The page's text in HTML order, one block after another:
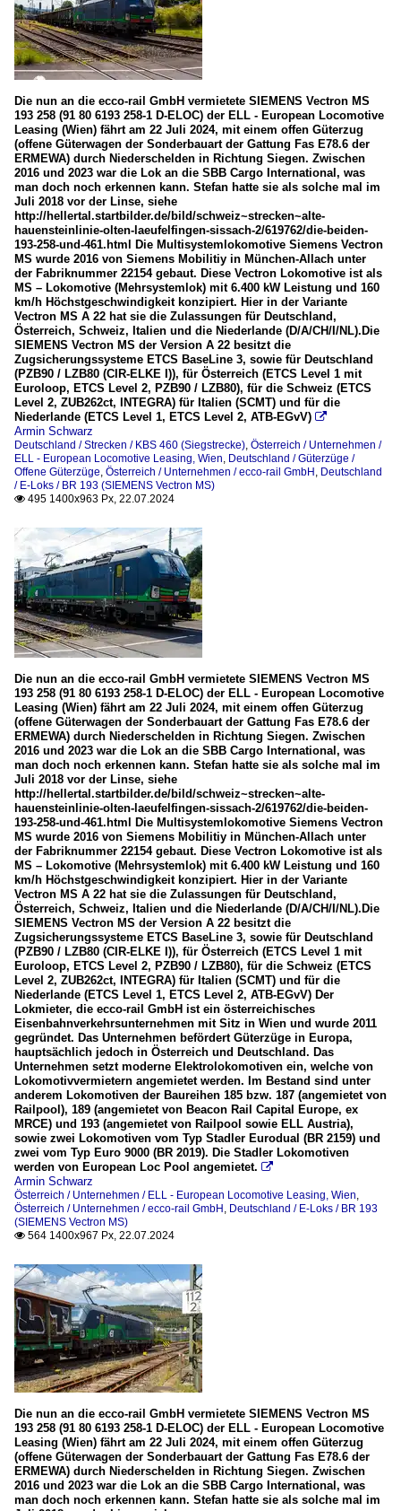
Die nun an die ecco-rail GmbH vermietete SIEMENS Vectron MS
193 258 (91 80 6193 258-1 D-ELOC) der ELL - European Locomotive
Leasing (Wien) fährt am 22 Juli 2024, mit einem offen Güterzug
(offene Güterwagen der Sonderbauart der Gattung Fas E78.6 der
ERMEWA) durch Niederschelden in Richtung Siegen. Zwischen
2016 und 2023 war die Lok an die SBB Cargo International, was
man doch noch erkennen kann. Stefan hatte sie als solche mal im
Juli 2018 vor der Linse, siehe
http://hellertal.startbilder.de/bild/schweiz~strecken~alte-
hauensteinlinie-olten-laeufelfingen-sissach-2/619762/die-beiden-
193-258-und-461.html Die Multisystemlokomotive Siemens Vectron
MS wurde 2016 von Siemens Mobilitiy in München-Allach unter
der Fabriknummer 22154 gebaut. Diese Vectron Lokomotive ist als
MS – Lokomotive (Mehrsystemlok) mit 6.400 kW Leistung und 160
km/h Höchstgeschwindigkeit konzipiert. Hier in der Variante
Vectron MS A 22 hat sie die Zulassungen für Deutschland,
Österreich, Schweiz, Italien und die Niederlande (D/A/CH/I/NL).Die
SIEMENS Vectron MS der Version A 22 besitzt die
Zugsicherungssysteme ETCS BaseLine 3, sowie für Deutschland
(PZB90 / LZB80 (CIR-ELKE I)), für Österreich (ETCS Level 1 mit
Euroloop, ETCS Level 2, PZB90 / LZB80), für die Schweiz (ETCS
Level 2, ZUB262ct, INTEGRA) für Italien (SCMT) und für die
Niederlande (ETCS Level 1, ETCS Level 2, ATB-EGvV) 
Armin Schwarz
Deutschland / Strecken / KBS 460 (Siegstrecke), Österreich / Unternehmen /
ELL - European Locomotive Leasing, Wien, Deutschland / Güterzüge /
Offene Güterzüge, Österreich / Unternehmen / ecco-rail GmbH, Deutschland
/ E-Loks / BR 193 (SIEMENS Vectron MS)
 495 1400x963 Px, 22.07.2024
Die nun an die ecco-rail GmbH vermietete SIEMENS Vectron MS
193 258 (91 80 6193 258-1 D-ELOC) der ELL - European Locomotive
Leasing (Wien) fährt am 22 Juli 2024, mit einem offen Güterzug
(offene Güterwagen der Sonderbauart der Gattung Fas E78.6 der
ERMEWA) durch Niederschelden in Richtung Siegen. Zwischen
2016 und 2023 war die Lok an die SBB Cargo International, was
man doch noch erkennen kann. Stefan hatte sie als solche mal im
Juli 2018 vor der Linse, siehe
http://hellertal.startbilder.de/bild/schweiz~strecken~alte-
hauensteinlinie-olten-laeufelfingen-sissach-2/619762/die-beiden-
193-258-und-461.html Die Multisystemlokomotive Siemens Vectron
MS wurde 2016 von Siemens Mobilitiy in München-Allach unter
der Fabriknummer 22154 gebaut. Diese Vectron Lokomotive ist als
MS – Lokomotive (Mehrsystemlok) mit 6.400 kW Leistung und 160
km/h Höchstgeschwindigkeit konzipiert. Hier in der Variante
Vectron MS A 22 hat sie die Zulassungen für Deutschland,
Österreich, Schweiz, Italien und die Niederlande (D/A/CH/I/NL).Die
SIEMENS Vectron MS der Version A 22 besitzt die
Zugsicherungssysteme ETCS BaseLine 3, sowie für Deutschland
(PZB90 / LZB80 (CIR-ELKE I)), für Österreich (ETCS Level 1 mit
Euroloop, ETCS Level 2, PZB90 / LZB80), für die Schweiz (ETCS
Level 2, ZUB262ct, INTEGRA) für Italien (SCMT) und für die
Niederlande (ETCS Level 1, ETCS Level 2, ATB-EGvV) Der
Lokmieter, die ecco-rail GmbH ist ein österreichisches
Eisenbahnverkehrsunternehmen mit Sitz in Wien und wurde 2011
gegründet. Das Unternehmen befördert Güterzüge in Europa,
hauptsächlich jedoch in Österreich und Deutschland. Das
Unternehmen setzt moderne Elektrolokomotiven ein, welche von
Lokomotivvermietern angemietet werden. Im Bestand sind unter
anderem Lokomotiven der Baureihen 185 bzw. 187 (angemietet von
Railpool), 189 (angemietet von Beacon Rail Capital Europe, ex
MRCE) und 193 (angemietet von Railpool sowie ELL Austria),
sowie zwei Lokomotiven vom Typ Stadler Eurodual (BR 2159) und
zwei vom Typ Euro 9000 (BR 2019). Die Stadler Lokomotiven
werden von European Loc Pool angemietet. 
Armin Schwarz
Österreich / Unternehmen / ELL - European Locomotive Leasing, Wien,
Österreich / Unternehmen / ecco-rail GmbH, Deutschland / E-Loks / BR 193
(SIEMENS Vectron MS)
 564 1400x967 Px, 22.07.2024
Die nun an die ecco-rail GmbH vermietete SIEMENS Vectron MS
193 258 (91 80 6193 258-1 D-ELOC) der ELL - European Locomotive
Leasing (Wien) fährt am 22 Juli 2024, mit einem offen Güterzug
(offene Güterwagen der Sonderbauart der Gattung Fas E78.6 der
ERMEWA) durch Niederschelden in Richtung Siegen. Zwischen
2016 und 2023 war die Lok an die SBB Cargo International, was
man doch noch erkennen kann. Stefan hatte sie als solche mal im